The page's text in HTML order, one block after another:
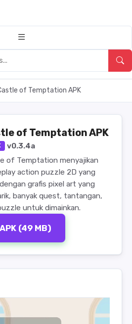
of Temptation APK
of Temptation APK
v0.3.4a
of Temptation menyajikan
action puzzle 2D yang
grafis pixel art yang
banyak quest, tantangan,
untuk dimainkan.
(49 MB)